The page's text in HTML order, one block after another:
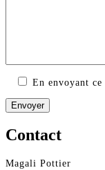
En envoyant
Contact
Magali Pottier